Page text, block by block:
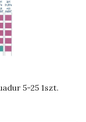
5-25 1szt.